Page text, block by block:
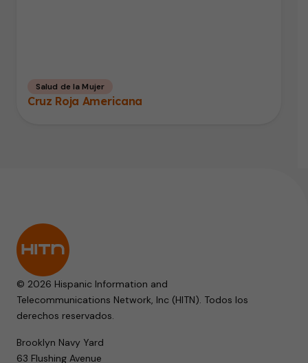
Salud de la Mujer
Cruz Roja Americana
© 2026 Hispanic Information and
Telecommunications Network, Inc (HITN). Todos los
derechos reservados.
Brooklyn Navy Yard
63 Flushing Avenue